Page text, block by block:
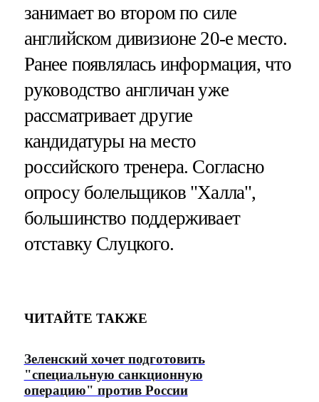
занимает во втором по силе
английском дивизионе 20-е место.
Ранее появлялась информация, что
руководство англичан уже
рассматривает другие
кандидатуры на место
российского тренера. Согласно
опросу болельщиков "Халла",
большинство поддерживает
отставку Слуцкого.
ЧИТАЙТЕ ТАКЖЕ
Зеленский хочет подготовить
"специальную санкционную
операцию" против России